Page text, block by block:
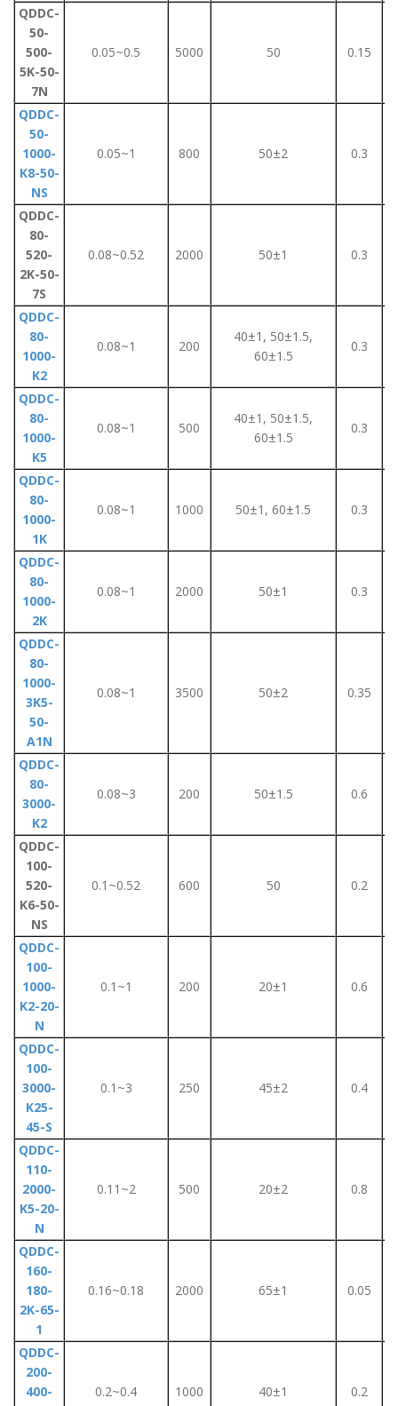
QDDC-
50-
500-
5K-50-
7N
0.05~0.5 5000 50 0.15
QDDC-
50-
1000-
K8-50-
NS
0.05~1 800 50±2 0.3
QDDC-
80-
520-
2K-50-
7S
0.08~0.52 2000 50±1 0.3
QDDC-
80-
1000-
K2
0.08~1 200
40±1, 50±1.5,
60±1.5
0.3
QDDC-
80-
1000-
K5
0.08~1 500
40±1, 50±1.5,
60±1.5
0.3
QDDC-
80-
1000-
1K
0.08~1 1000 50±1, 60±1.5 0.3
QDDC-
80-
1000-
2K
0.08~1 2000 50±1 0.3
QDDC-
80-
1000-
3K5-
50-
A1N
0.08~1 3500 50±2 0.35
QDDC-
80-
3000-
K2
0.08~3 200 50±1.5 0.6
QDDC-
100-
520-
K6-50-
NS
0.1~0.52 600 50 0.2
QDDC-
100-
1000-
K2-20-
N
0.1~1 200 20±1 0.6
QDDC-
100-
3000-
K25-
45-S
0.1~3 250 45±2 0.4
QDDC-
110-
2000-
K5-20-
N
0.11~2 500 20±2 0.8
QDDC-
160-
180-
2K-65-
1
0.16~0.18 2000 65±1 0.05
QDDC-
200-
400-
0.2~0.4 1000 40±1 0.2